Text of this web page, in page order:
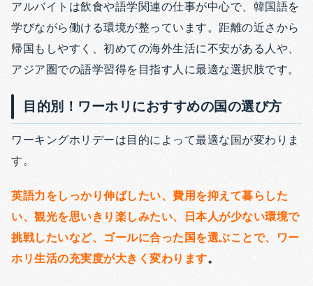
アルバイトは飲食や語学関連の仕事が中心で、韓国語を
学びながら働ける環境が整っています。距離の近さから
帰国もしやすく、初めての海外生活に不安がある人や、
アジア圏での語学習得を目指す人に最適な選択肢です。
目的別！ワーホリにおすすめの国の選び方
ワーキングホリデーは目的によって最適な国が変わりま
す。
英語力をしっかり伸ばしたい、費用を抑えて暮らした
い、観光を思いきり楽しみたい、日本人が少ない環境で
挑戦したいなど、ゴールに合った国を選ぶことで、ワー
ホリ生活の充実度が大きく変わります。